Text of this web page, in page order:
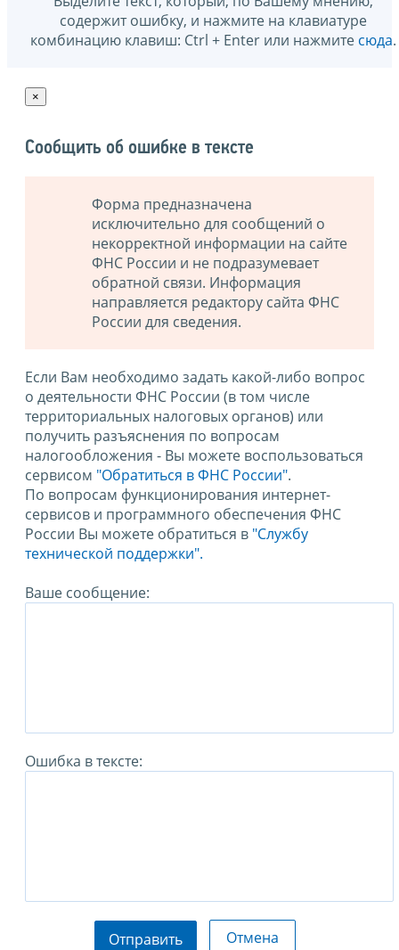
содержит ошибку, и нажмите на клавиатуре
комбинацию клавиш: Ctrl + Enter или нажмите сюда.
×
Сообщить об ошибке в тексте
Форма предназначена
исключительно для сообщений о
некорректной информации на сайте
ФНС России и не подразумевает
обратной связи. Информация
направляется редактору сайта ФНС
России для сведения.
Если Вам необходимо задать какой-либо вопрос
о деятельности ФНС России (в том числе
территориальных налоговых органов) или
получить разъяснения по вопросам
налогообложения - Вы можете воспользоваться
сервисом "Обратиться в ФНС России".
По вопросам функционирования интернет-
сервисов и программного обеспечения ФНС
России Вы можете обратиться в "Службу
технической поддержки".
Ваше сообщение:
Ошибка в тексте:
Отправить Отмена